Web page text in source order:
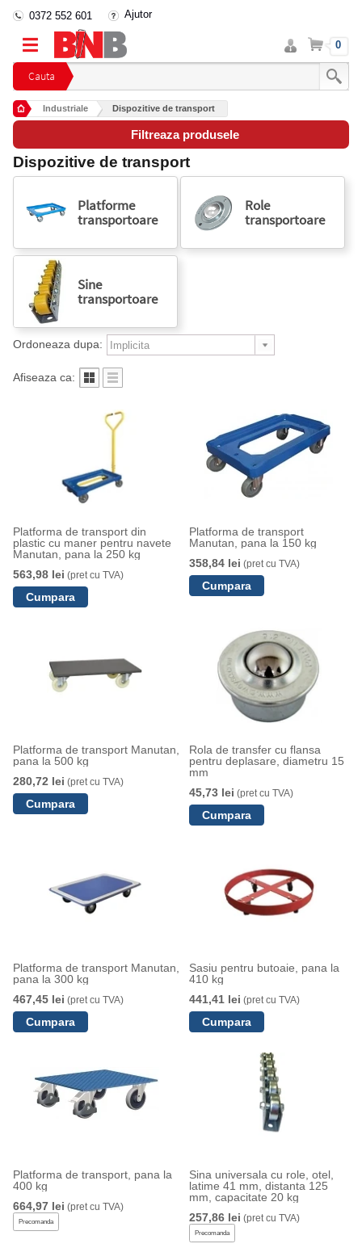
Cauta
0372 552 601 Ajutor
Intra
in
cont
Cos 0
Industriale Dispozitive de transport
Filtreaza produsele
Dispozitive de transport
Platforme
transportoare
Role
transportoare
Sine
transportoare
Ordoneaza dupa:
Afiseaza ca:
Platforma de transport din
plastic cu maner pentru navete
Manutan, pana la 250 kg
563,98 lei (pret cu TVA)
Platforma de transport
Manutan, pana la 150 kg
358,84 lei (pret cu TVA)
Platforma de transport Manutan,
pana la 500 kg
280,72 lei (pret cu TVA)
Rola de transfer cu flansa
pentru deplasare, diametru 15
mm
45,73 lei (pret cu TVA)
Platforma de transport Manutan,
pana la 300 kg
467,45 lei (pret cu TVA)
Sasiu pentru butoaie, pana la
410 kg
441,41 lei (pret cu TVA)
Platforma de transport, pana la
400 kg
664,97 lei (pret cu TVA)
Precomanda
Sina universala cu role, otel,
latime 41 mm, distanta 125
mm, capacitate 20 kg
257,86 lei (pret cu TVA)
Precomanda